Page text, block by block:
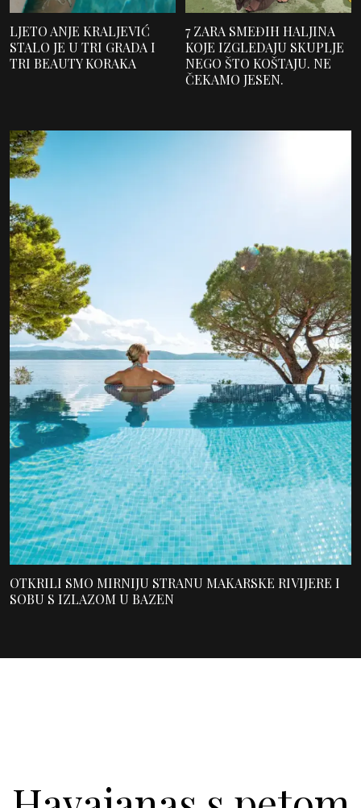
LJETO ANJE KRALJEVIĆ
STALO JE U TRI GRADA I
TRI BEAUTY KORAKA
7 ZARA SMEĐIH HALJINA
KOJE IZGLEDAJU SKUPLJE
NEGO ŠTO KOŠTAJU. NE
ČEKAMO JESEN.
OTKRILI SMO MIRNIJU STRANU MAKARSKE RIVIJERE I
SOBU S IZLAZOM U BAZEN